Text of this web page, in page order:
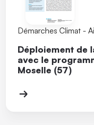
Démarches Climat -
Déploiement de
avec le
Moselle (57)